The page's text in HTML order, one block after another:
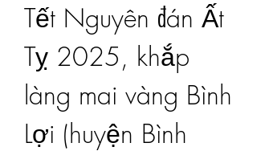
Tết Nguyên đán Ất
Tỵ 2025, khắp
làng mai vàng Bình
Lợi (huyện Bình